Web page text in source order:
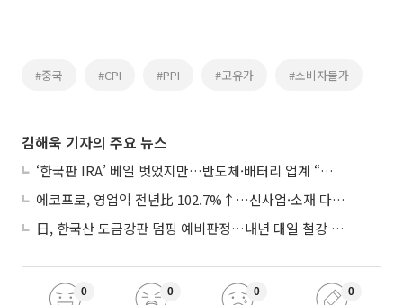
#중국 #CPI #PPI #고유가 #소비자물가
김해욱 기자의 주요 뉴스
‘한국판 IRA’ 베일 벗었지만…반도체·배터리 업계 “시행령이 관건”
에코프로, 영업익 전년比 102.7%↑…신사업·소재 다각화 박차
日, 한국산 도금강판 덤핑 예비판정…내년 대일 철강 수출 ‘빨간불’
0 0 0 0